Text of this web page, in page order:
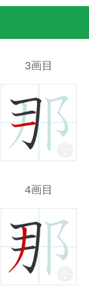
3画目
4画目